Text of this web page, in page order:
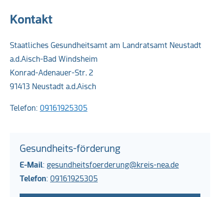
Kontakt
Staatliches Gesundheitsamt am Landratsamt Neustadt
a.d.Aisch-Bad Windsheim
Konrad-Adenauer-Str. 2
91413 Neustadt a.d.Aisch
Telefon: 09161925305
Gesundheits-förderung
E-Mail: gesundheitsfoerderung@kreis-nea.de
Telefon: 09161925305